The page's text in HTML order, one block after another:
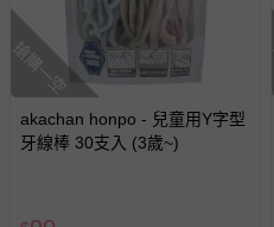
搶購一空
akachan honpo - 兒童用Y字型
牙線棒 30支入 (3歲~)